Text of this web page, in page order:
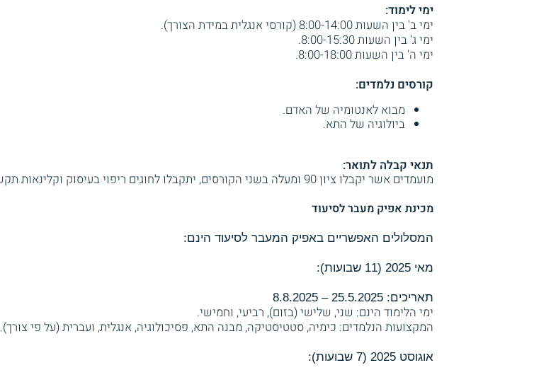
ימי לימוד:
ימי ב' בין השעות 8:00-14:00 (קורסי אנגלית במידת הצורך).
ימי ג' בין השעות 8:00-15:30.
ימי ה' בין השעות 8:00-18:00.
קורסים נלמדים:
מבוא לאנטומיה של האדם.
ביולוגיה של התא.
תנאי קבלה לתואר:
מועמדים אשר יקבלו ציון 90 ומעלה בשני הקורסים, יתקבלו לחוגים ריפוי בעיסוק וקלינאות תקשורת.
מכינת אפיק מעבר לסיעוד
המסלולים האפשריים באפיק המעבר לסיעוד הינם:
מאי 2025 (11 שבועות):
תאריכים: 25.5.2025 – 8.8.2025
ימי הלימוד הינם: שני, שלישי (בזום), רביעי, וחמישי.
המקצועות הנלמדים: כימיה, סטטיסטיקה, מבנה התא, פסיכולוגיה, אנגלית, ועברית (על פי צורך).
אוגוסט 2025 (7 שבועות):